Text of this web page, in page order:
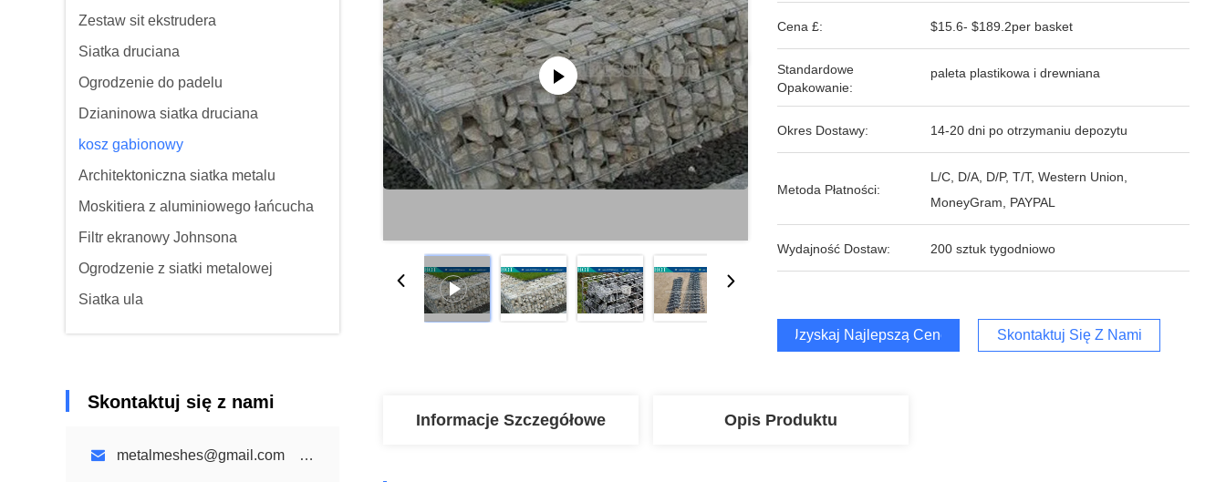
Zestaw sit ekstrudera
Siatka druciana
Ogrodzenie do padelu
Dzianinowa siatka druciana
kosz gabionowy
Architektoniczna siatka metalu
Moskitiera z aluminiowego łańcucha
Filtr ekranowy Johnsona
Ogrodzenie z siatki metalowej
Siatka ula
Skontaktuj się z nami
metalmeshes@gmail.com karen@bmmetalmesh.com
Cena £: $15.6- $189.2per basket
Standardowe
Opakowanie:
paleta plastikowa i drewniana
Okres Dostawy: 14-20 dni po otrzymaniu depozytu
Metoda Płatności:
L/C, D/A, D/P, T/T, Western Union,
MoneyGram, PAYPAL
Wydajność Dostaw: 200 sztuk tygodniowo
Uzyskaj Najlepszą Cenę Skontaktuj Się Z Nami
Informacje Szczegółowe Opis Produktu